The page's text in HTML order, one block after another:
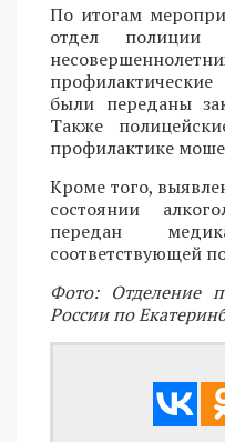
По итогам
отдел полиции
были переданы
Также
профилактике
Кроме того,
состоянии
передан
соответствующей
Фото: Отделение
России по